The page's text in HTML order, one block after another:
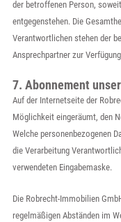
der betroffenen Person,
entgegenstehen. Die
Verantwortlichen stehen der
Ansprechpartner zur
7. Abonnement
Auf der Internetseite der
Möglichkeit eingeräumt, den
Welche personenbezogenen
die Verarbeitung
verwendeten Eingabemaske.
Die Robrecht-Immobilien
regelmäßigen Abständen im